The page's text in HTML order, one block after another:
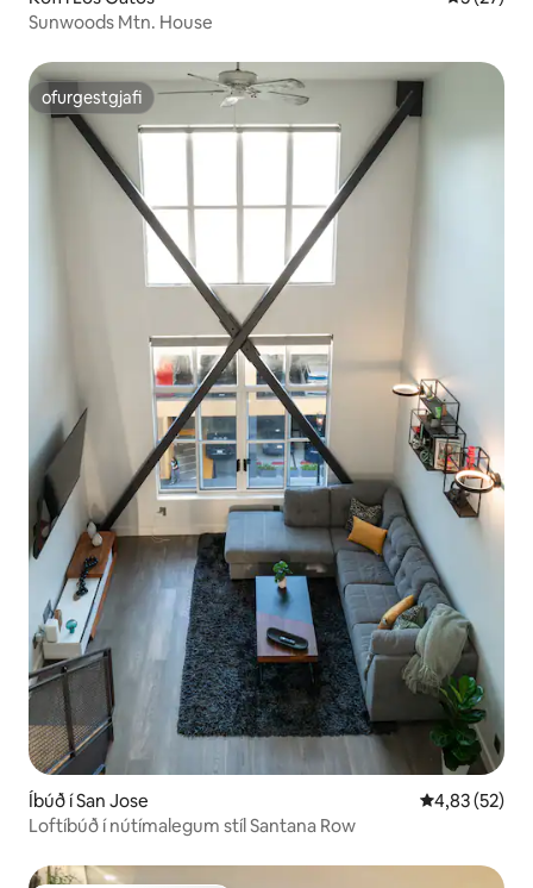
Sunwoods Mtn. House
ofurgestgjafi
ofurgestgjafi
Íbúð í San Jose 4,83 af 5 í
4,83 (52)
Loftíbúð í nútímalegum stíl Santana Row